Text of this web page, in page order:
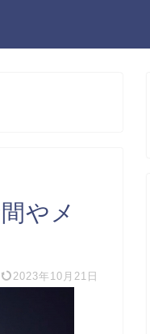
やメ
2023年10月21日